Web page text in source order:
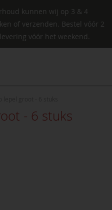
kunnen wij op 3 & 4
of verzenden. Bestel vóór 2
vóór het weekend.
- 6 stuks